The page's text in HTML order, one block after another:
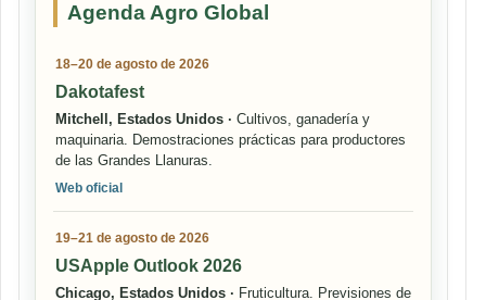
Agenda Agro Global
18–20 de agosto de 2026
Dakotafest
Mitchell, Estados Unidos · Cultivos, ganadería y
maquinaria. Demostraciones prácticas para productores
de las Grandes Llanuras.
Web oficial
19–21 de agosto de 2026
USApple Outlook 2026
Chicago, Estados Unidos · Fruticultura. Previsiones de